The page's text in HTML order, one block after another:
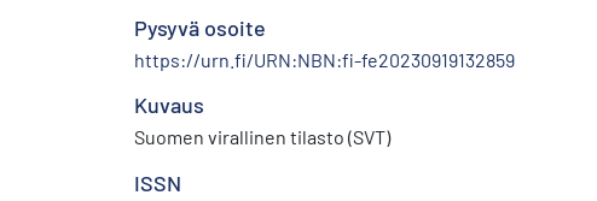
Pysyvä osoite
https://urn.fi/URN:NBN:fi-fe20230919132859
Kuvaus
Suomen virallinen tilasto (SVT)
ISSN